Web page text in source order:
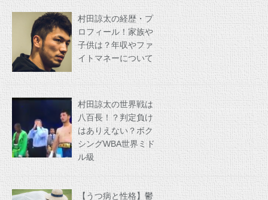
村田諒太の経歴・プ
ロフィール！家族や
子供は？年収やファ
イトマネーについて
村田諒太の世界戦は
八百長！？判定負け
はありえない？ボク
シングWBA世界ミド
ル級
【うつ病と性格】鬱